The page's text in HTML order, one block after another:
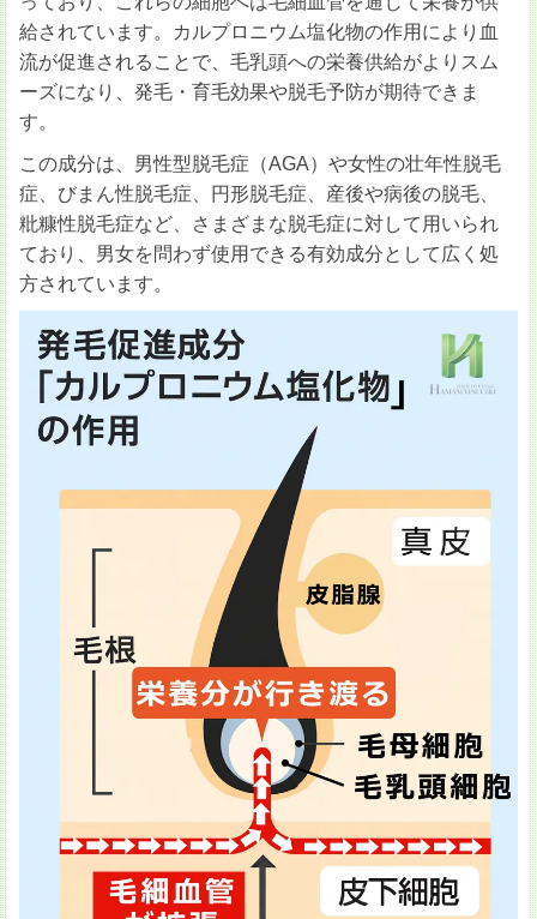
給されています。カルプロニウム塩化物の作用により血
流が促進されることで、毛乳頭への栄養供給がよりスム
ーズになり、発毛・育毛効果や脱毛予防が期待できま
す。
この成分は、男性型脱毛症（AGA）や女性の壮年性脱毛
症、びまん性脱毛症、円形脱毛症、産後や病後の脱毛、
粃糠性脱毛症など、さまざまな脱毛症に対して用いられ
ており、男女を問わず使用できる有効成分として広く処
方されています。